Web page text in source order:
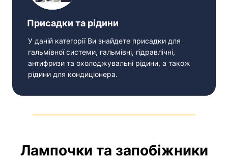
Присадки та рідини
У даній категорії Ви знайдете присадки для
гальмівної системи, гальмівні, гідравлічні,
антифризи та охолоджувальні рідини, а також
рідини для кондиціонера.
Лампочки та запобіжники